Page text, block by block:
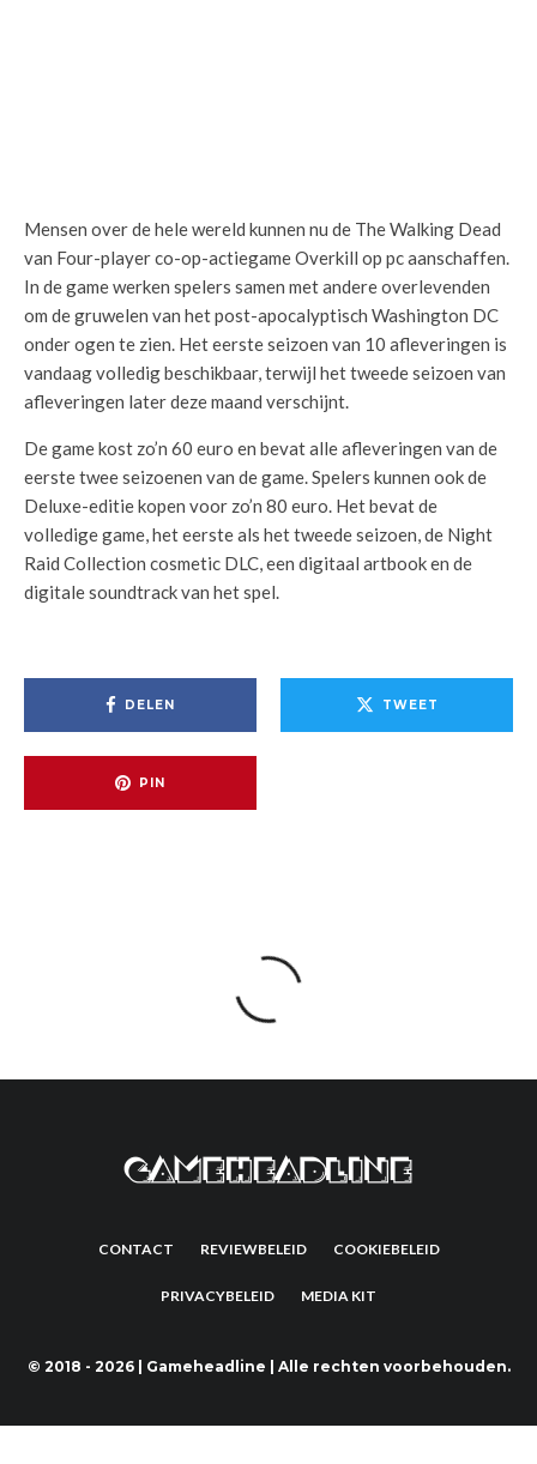
Mensen over de hele wereld kunnen nu de The Walking Dead
van Four-player co-op-actiegame Overkill op pc aanschaffen.
In de game werken spelers samen met andere overlevenden
om de gruwelen van het post-apocalyptisch Washington DC
onder ogen te zien. Het eerste seizoen van 10 afleveringen is
vandaag volledig beschikbaar, terwijl het tweede seizoen van
afleveringen later deze maand verschijnt.
De game kost zo’n 60 euro en bevat alle afleveringen van de
eerste twee seizoenen van de game. Spelers kunnen ook de
Deluxe-editie kopen voor zo’n 80 euro. Het bevat de
volledige game, het eerste als het tweede seizoen, de Night
Raid Collection cosmetic DLC, een digitaal artbook en de
digitale soundtrack van het spel.
DELEN TWEET
PIN
CONTACT REVIEWBELEID COOKIEBELEID
PRIVACYBELEID MEDIA KIT
© 2018 - 2026 | Gameheadline | Alle rechten voorbehouden.